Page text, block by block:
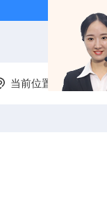
当前位置： 首页